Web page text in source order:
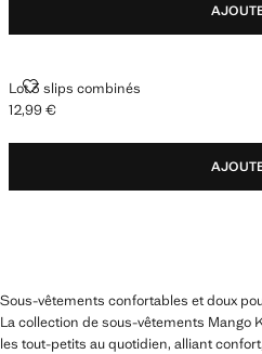
Lot 3 slips combinés
LOT 3 SLIPS COMBINÉS
Prix actuel [12,99 € ]
12,99 €
Sous-vêtements confortables et doux
La collection de sous-vêtements Mango
les tout-petits au quotidien, alliant